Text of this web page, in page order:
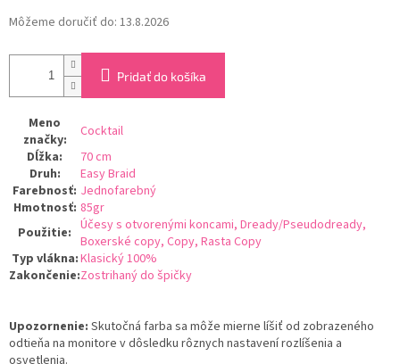
Môžeme doručiť do: 13.8.2026
Pridať do košíka
Meno
značky:
Cocktail
Dĺžka:
70 cm
Druh:
Easy Braid
Farebnosť: Jednofarebný
Hmotnosť: 85gr
Použitie: Účesy s otvorenými koncami, Dready/Pseudodready,
Boxerské copy, Copy, Rasta Copy
Typ vlákna:Klasický 100%
Zakončenie:Zostrihaný do špičky
Upozornenie: Skutočná farba sa môže mierne líšiť od zobrazeného
odtieňa na monitore v dôsledku rôznych nastavení rozlíšenia a